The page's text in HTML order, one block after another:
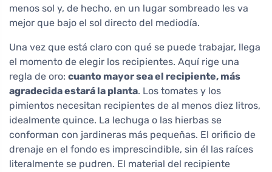
menos sol y, de hecho, en un lugar sombreado les va
mejor que bajo el sol directo del mediodía.
Una vez que está claro con qué se puede trabajar, llega
el momento de elegir los recipientes. Aquí rige una
regla de oro: cuanto mayor sea el recipiente, más
agradecida estará la planta. Los tomates y los
pimientos necesitan recipientes de al menos diez litros,
idealmente quince. La lechuga o las hierbas se
conforman con jardineras más pequeñas. El orificio de
drenaje en el fondo es imprescindible, sin él las raíces
literalmente se pudren. El material del recipiente